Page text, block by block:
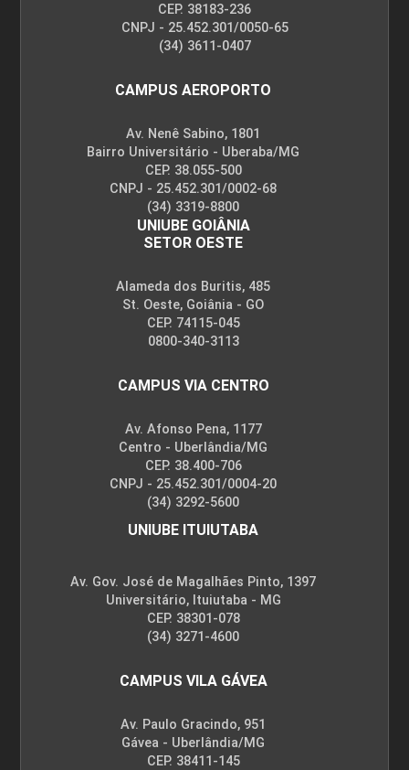
CEP. 38183-236
CNPJ - 25.452.301/0050-65
(34) 3611-0407
CAMPUS AEROPORTO
Av. Nenê Sabino, 1801
Bairro Universitário - Uberaba/MG
CEP. 38.055-500
CNPJ - 25.452.301/0002-68
(34) 3319-8800
UNIUBE GOIÂNIA
SETOR OESTE
Alameda dos Buritis, 485
St. Oeste, Goiânia - GO
CEP. 74115-045
0800-340-3113
CAMPUS VIA CENTRO
Av. Afonso Pena, 1177
Centro - Uberlândia/MG
CEP. 38.400-706
CNPJ - 25.452.301/0004-20
(34) 3292-5600
UNIUBE ITUIUTABA
Av. Gov. José de Magalhães Pinto, 1397
Universitário, Ituiutaba - MG
CEP. 38301-078
(34) 3271-4600
CAMPUS VILA GÁVEA
Av. Paulo Gracindo, 951
Gávea - Uberlândia/MG
CEP. 38411-145